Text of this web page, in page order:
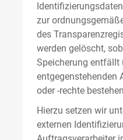
zur
des
werden gelöscht,
Speicherung entfällt
entgegenstehenden
oder -rechte
Hierzu setzen wir
externen